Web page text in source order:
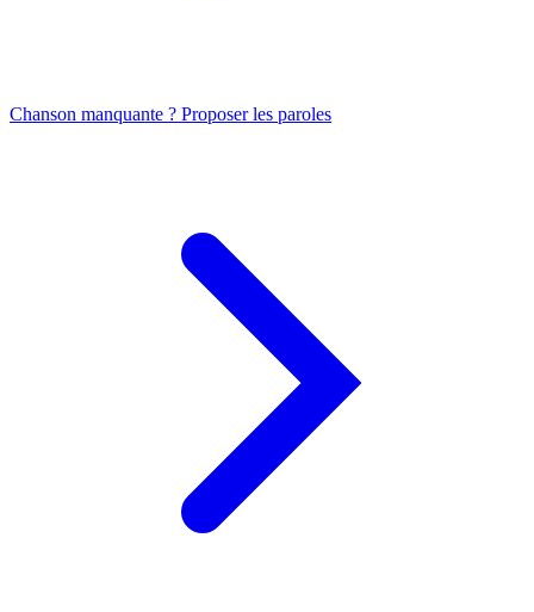
Chanson manquante ? Proposer les paroles